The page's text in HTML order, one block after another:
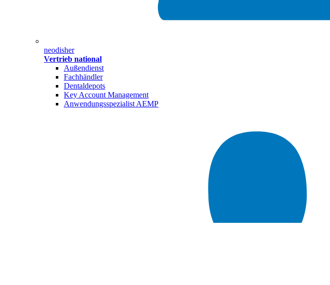
neodisher
Vertrieb national
Außendienst
Fachhändler
Dentaldepots
Key Account Management
Anwendungsspezialist AEMP